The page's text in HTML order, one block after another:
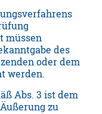
müssen
des
oder dem
werden.
Abs. 3 ist dem
zu